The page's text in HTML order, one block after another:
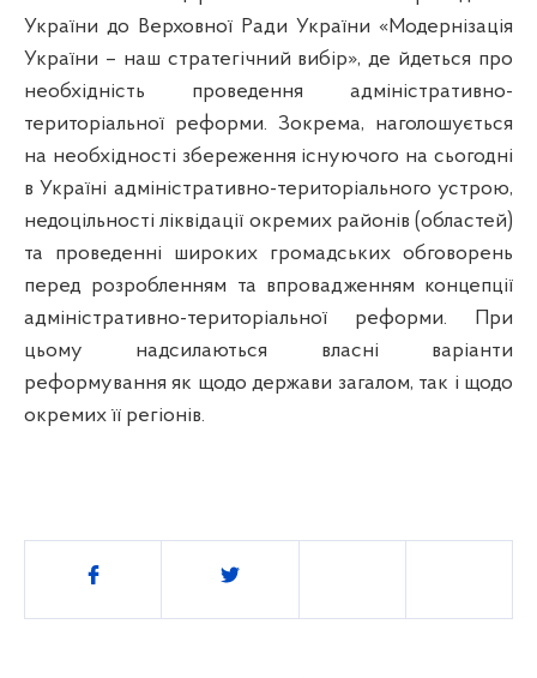
України до Верховної Ради України «Модернізація
України – наш стратегічний вибір», де йдеться про
необхідність проведення адміністративно-
територіальної реформи. Зокрема, наголошується
на необхідності збереження існуючого на сьогодні
в Україні адміністративно-територіального устрою,
недоцільності ліквідації окремих районів (областей)
та проведенні широких громадських обговорень
перед розробленням та впровадженням концепції
адміністративно-територіальної реформи. При
цьому надсилаються власні варіанти
реформування як щодо держави загалом, так і щодо
окремих її регіонів.
Поділитись